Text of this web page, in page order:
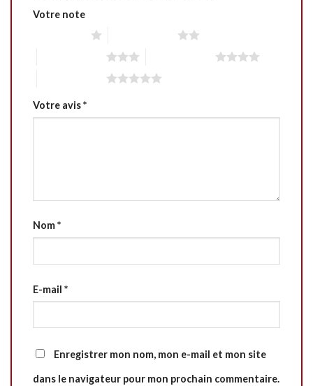
Votre note
Votre avis*
Nom*
E-mail *
Enregistrer mon nom, mon e-mail et mon site
dans le navigateur pour mon prochain commentaire.